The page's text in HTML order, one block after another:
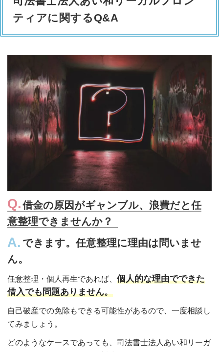
ティアに関するQ&A
借金の原因がギャンブル、浪費だと任
意整理できませんか？
できます。任意整理に理由は問いませ
ん。
任意整理・個人再生であれば、 個人的な理由でできた
借入でも問題ありません。
自己破産での免除もできる可能性があるので、一度相談し
てみましょう。
どのようなケースであっても、司法書士法人あい和リーガ